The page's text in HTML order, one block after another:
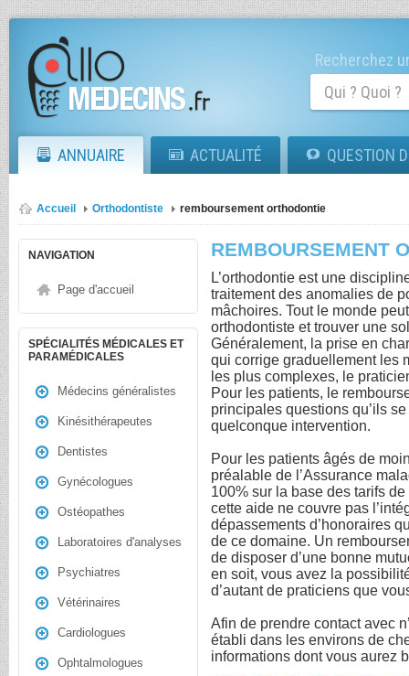
Recherchez
ANNUAIRE ACTUALITÉ QUESTION
Accueil Orthodontiste remboursement orthodontie
NAVIGATION
Page d'accueil
SPÉCIALITÉS MÉDICALES ET
PARAMÉDICALES
Médecins généralistes
Kinésithérapeutes
Dentistes
Gynécologues
Ostéopathes
Laboratoires d'analyses
Psychiatres
Vétérinaires
Cardiologues
Ophtalmologues
REMBOURSEMENT
L’orthodontie est une
traitement des anomalies de
mâchoires. Tout le monde
orthodontiste et trouver une
Généralement, la prise en
qui corrige graduellement les
les plus complexes, le
Pour les patients, le
principales questions qu’ils
quelconque intervention.
Pour les patients âgés de
préalable de l’Assurance
100% sur la base des tarifs
cette aide ne couvre pas
dépassements d’honoraires
de ce domaine. Un
de disposer d’une bonne
en soit, vous avez la
d’autant de praticiens que
Afin de prendre contact avec
établi dans les environs de
informations dont vous aurez